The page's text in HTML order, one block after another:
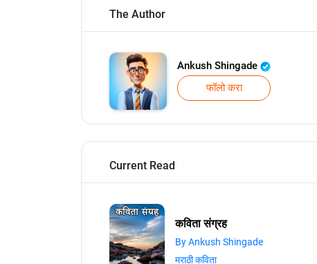
The Author
Ankush Shingade
फॉलो करा
Current Read
कविता संग्रह
By Ankush Shingade
मराठी कविता